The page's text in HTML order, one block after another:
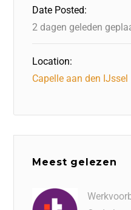
k
Date Posted:
2 dagen geleden
Location:
Capelle aan den IJssel
Meest gelezen